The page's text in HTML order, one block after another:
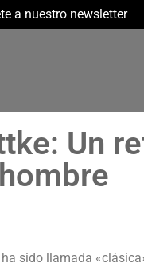
a nuestro newsletter
Un
sido llamada